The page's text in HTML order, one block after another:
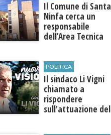
Il Comune di ​Santa
Ninfa cerca un
responsabile
dell’Area Tecnica
POLITICA
Il sindaco Li Vigni
chiamato a
rispondere
sull'attuazione del